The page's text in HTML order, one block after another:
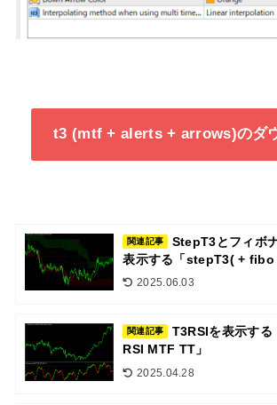
t3 (mtf + alerts + arrows)のダ
関連記事
StepT3とフィボ
表示する「stepT3( + fibo
2025.06.03
関連記事
T3RSIを表示す
RSI MTF TT」
2025.04.28